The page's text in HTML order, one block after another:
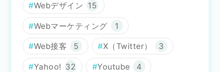
Webデザイン 15
Webマーケティング 1
Web接客 5 X（Twitter） 3
Yahoo! 32 Youtube 4